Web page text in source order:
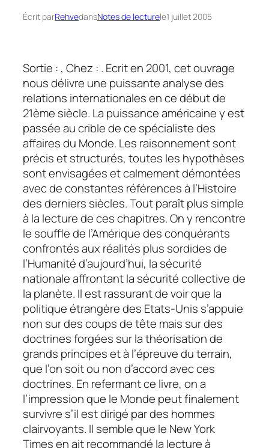
Écrit parRehvedansNotes de lecturele1 juillet 2005
Sortie : , Chez : . Ecrit en 2001, cet ouvrage
nous délivre une puissante analyse des
relations internationales en ce début de
21ème siècle. La puissance américaine y est
passée au crible de ce spécialiste des
affaires du Monde. Les raisonnement sont
précis et structurés, toutes les hypothèses
sont envisagées et calmement démontées
avec de constantes références à l’Histoire
des derniers siècles. Tout paraît plus simple
à la lecture de ces chapitres. On y rencontre
le souffle de l’Amérique des conquérants
confrontés aux réalités plus sordides de
l’Humanité d’aujourd’hui, la sécurité
nationale affrontant la sécurité collective de
la planète. Il est rassurant de voir que la
politique étrangère des Etats-Unis s’appuie
non sur des coups de tête mais sur des
doctrines forgées sur la théorisation de
grands principes et à l’épreuve du terrain,
que l’on soit ou non d’accord avec ces
doctrines. En refermant ce livre, on a
l’impression que le Monde peut finalement
survivre s’il est dirigé par des hommes
clairvoyants. Il semble que le New York
Times en ait recommandé la lecture à